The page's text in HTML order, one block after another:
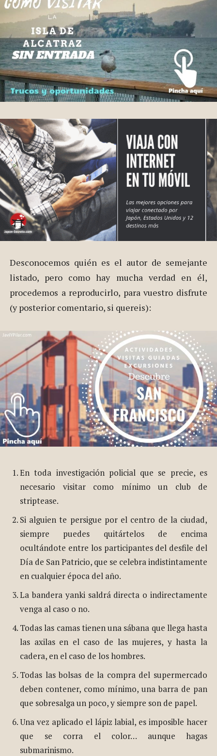
Desconocemos quién es el autor de semejante
listado, pero como hay mucha verdad en él,
procedemos a reproducirlo, para vuestro disfrute
(y posterior comentario, si quereis):
En toda investigación policial que se precie, es
necesario visitar como mínimo un club de
striptease.
Si alguien te persigue por el centro de la ciudad,
siempre puedes quitártelos de encima
ocultándote entre los participantes del desfile del
Día de San Patricio, que se celebra indistintamente
en cualquier época del año.
La bandera yanki saldrá directa o indirectamente
venga al caso o no.
Todas las camas tienen una sábana que llega hasta
las axilas en el caso de las mujeres, y hasta la
cadera, en el caso de los hombres.
Todas las bolsas de la compra del supermercado
deben contener, como mínimo, una barra de pan
que sobresalga un poco, y siempre son de papel.
Una vez aplicado el lápiz labial, es imposible hacer
que se corra el color… aunque hagas
submarinismo.